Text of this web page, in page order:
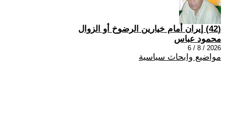
(42) إيران أمام خيارين الرضوخ أو الزوال
محمود عباس
2026 / 8 / 6
مواضيع وابحاث سياسية